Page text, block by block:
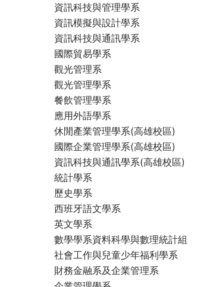
資訊科技與管理學系
資訊模擬與設計學系
資訊科技與通訊學系
國際貿易學系
觀光管理系
觀光管理學系
餐飲管理學系
應用外語學系
休閒產業管理學系(高雄校區)
國際企業管理學系(高雄校區)
資訊科技與通訊學系(高雄校區)
統計學系
歷史學系
西班牙語文學系
英文學系
數學學系資料科學與數理統計組
社會工作與兒童少年福利學系
財務金融系及企業管理系